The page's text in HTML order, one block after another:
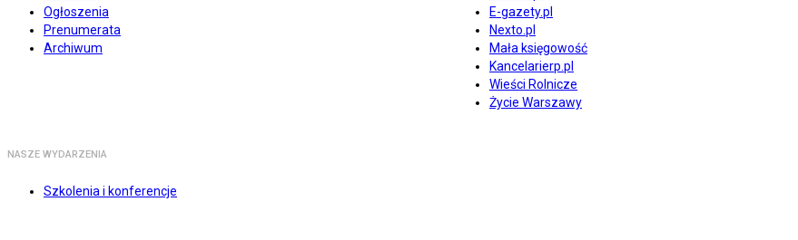
Ogłoszenia
Prenumerata
Archiwum
E-gazety.pl
Nexto.pl
Mała księgowość
Kancelarierp.pl
Wieści Rolnicze
Życie Warszawy
NASZE WYDARZENIA
Szkolenia i konferencje